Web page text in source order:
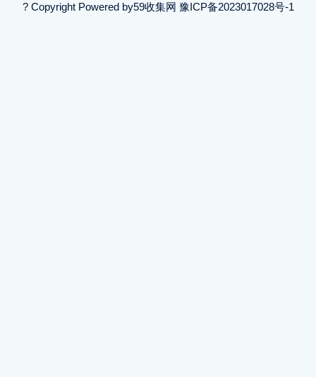
? Copyright Powered by59收集网 豫ICP备2023017028号-1